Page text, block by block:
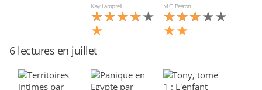
Klay Lamprell
★★★★★
★★★★
★
M.C. Beaton
★★★★★
★★★
★★
6 lectures en juillet